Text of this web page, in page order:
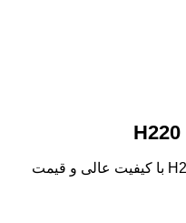
بلبرینگ چرخ جلو برلیانس H220,H230 با کیفیت عالی و قیمت